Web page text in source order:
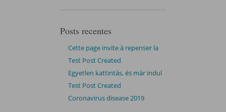
Posts recentes
Cette page invite à repenser la
navigation sans complications ni
distractions
Test Post Created
Egyetlen kattintás, és már indul
is a magyar online sportfogadás
izgalma
Test Post Created
Coronavirus disease 2019